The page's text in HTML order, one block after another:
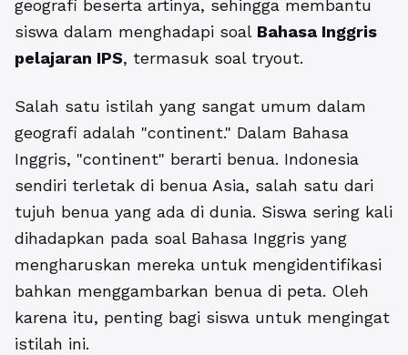
geografi beserta artinya, sehingga membantu
siswa dalam menghadapi soal Bahasa Inggris
pelajaran IPS, termasuk soal tryout.
Salah satu istilah yang sangat umum dalam
geografi adalah "continent." Dalam Bahasa
Inggris, "continent" berarti benua. Indonesia
sendiri terletak di benua Asia, salah satu dari
tujuh benua yang ada di dunia. Siswa sering kali
dihadapkan pada soal Bahasa Inggris yang
mengharuskan mereka untuk mengidentifikasi
bahkan menggambarkan benua di peta. Oleh
karena itu, penting bagi siswa untuk mengingat
istilah ini.